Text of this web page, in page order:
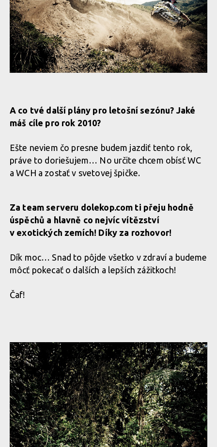
A co tvé další plány pro letošní sezónu? Jaké
máš cíle pro rok 2010?
Ešte neviem čo presne budem jazdiť tento rok,
práve to doriešujem… No určite chcem obísť WC
a WCH a zostať v svetovej špičke.
Za team serveru dolekop.com ti přeju hodně
úspěchů a hlavně co nejvíc vítězství
v exotických zemích! Díky za rozhovor!
Dík moc… Snad to pôjde všetko v zdraví a budeme
môcť pokecať o dalších a lepších zážitkoch!
Čaf!